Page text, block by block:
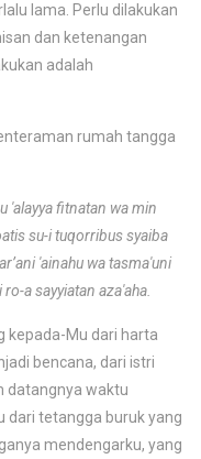
lama. Perlu dilakukan
dan ketenangan
adalah
rumah tangga
'alayya fitnatan wa min
su-i tuqorribus syaiba
'ainahu wa tasma'uni
a sayyiatan aza'aha.
kepada-Mu dari harta
bencana, dari istri
datangnya waktu
dari tetangga buruk yang
mendengarku, yang